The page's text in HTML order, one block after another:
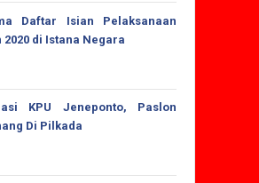
Daftar Isian Pelaksanaan
di Istana Negara
KPU Jeneponto, Paslon
Di Pilkada